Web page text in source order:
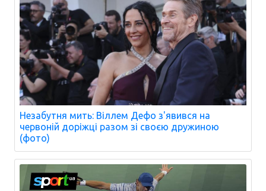
Незабутня мить: Віллем Дефо з'явився на
червоній доріжці разом зі своєю дружиною
(фото)